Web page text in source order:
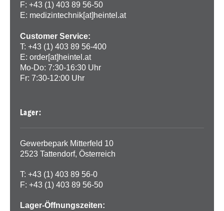
F: +43 (1) 403 89 56-50
E: medizintechnik[at]heintel.at
Customer Service:
T: +43 (1) 403 89 56-400
E: order[at]heintel.at
Mo-Do: 7:30-16:30 Uhr
Fr: 7:30-12:00 Uhr
Lager:
Gewerbepark Mitterfeld 10
2523 Tattendorf, Österreich
T: +43 (1) 403 89 56-0
F: +43 (1) 403 89 56-50
Lager-Öffnungszeiten: